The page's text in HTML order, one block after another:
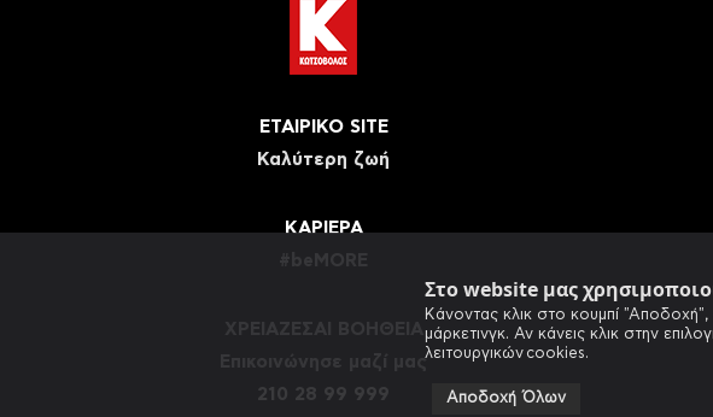
Στο website μας
Κάνοντας κλικ στο κουμπί "Αποδοχή",
μάρκετινγκ. Αν κάνεις κλικ στην
λειτουργικών cookies.
Αποδοχή Όλων
ΕΤΑΙΡΙΚΟ SITE
Καλύτερη ζωή
ΚΑΡΙΕΡΑ
Eπικοινώνησε μαζί μας
210 28 99 999